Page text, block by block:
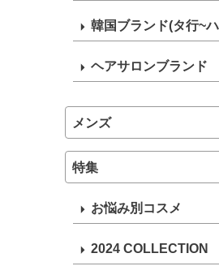
韓国ブランド(タ行~
ヘアサロンブランド
メンズ
特集
お悩み別コスメ
2024 COLLECTION